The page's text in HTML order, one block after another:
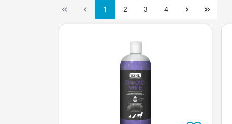
1 2 3 4